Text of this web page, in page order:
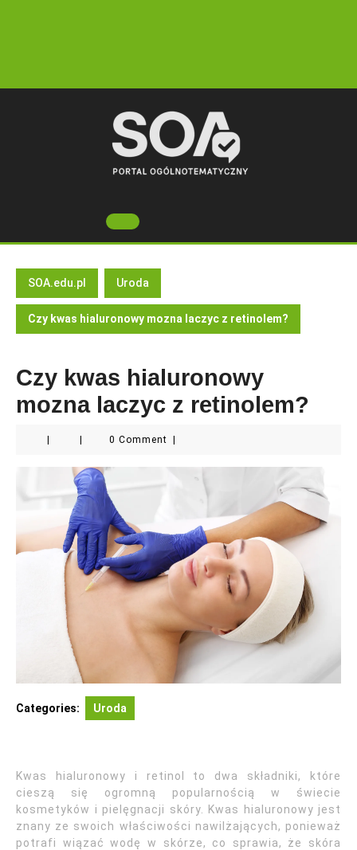
Open
Button
SOA.edu.pl Uroda
Czy kwas hialuronowy mozna laczyc z retinolem?
Czy kwas hialuronowy
mozna laczyc z retinolem?
0 Comment
Categories: Uroda
Kwas hialuronowy i retinol to dwa składniki, które
cieszą się ogromną popularnością w świecie
kosmetyków i pielęgnacji skóry. Kwas hialuronowy jest
znany ze swoich właściwości nawilżających, ponieważ
potrafi wiązać wodę w skórze, co sprawia, że skóra